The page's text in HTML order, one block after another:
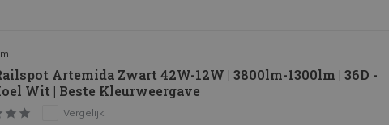
Artemida Zwart 42W-12W | 3800lm-1300lm | 36D -
Wit | Beste Kleurweergave
Vergelijk